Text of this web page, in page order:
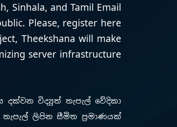
Sinhala, and Tamil Email
Please, register here
Theekshana will make
server infrastructure
දක්වන විද්‍යුත් තැපැල් වේදිකා
තැපැල් ලිපින සීමිත ප්‍රමාණයක්